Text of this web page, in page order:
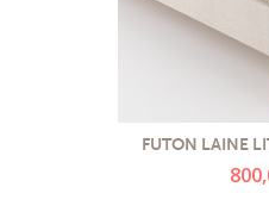
FUTON LAINE